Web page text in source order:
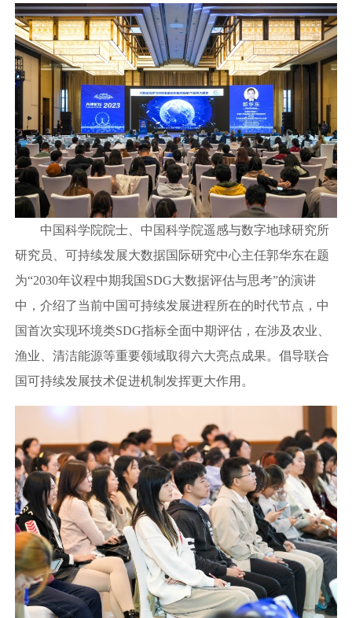
中国科学院院士、中国科学院遥感与数字地球研究所
研究员、可持续发展大数据国际研究中心主任郭华东在题
为“2030年议程中期我国SDG大数据评估与思考”的演讲
中，介绍了当前中国可持续发展进程所在的时代节点，中
国首次实现环境类SDG指标全面中期评估，在涉及农业、
渔业、清洁能源等重要领域取得六大亮点成果。倡导联合
国可持续发展技术促进机制发挥更大作用。